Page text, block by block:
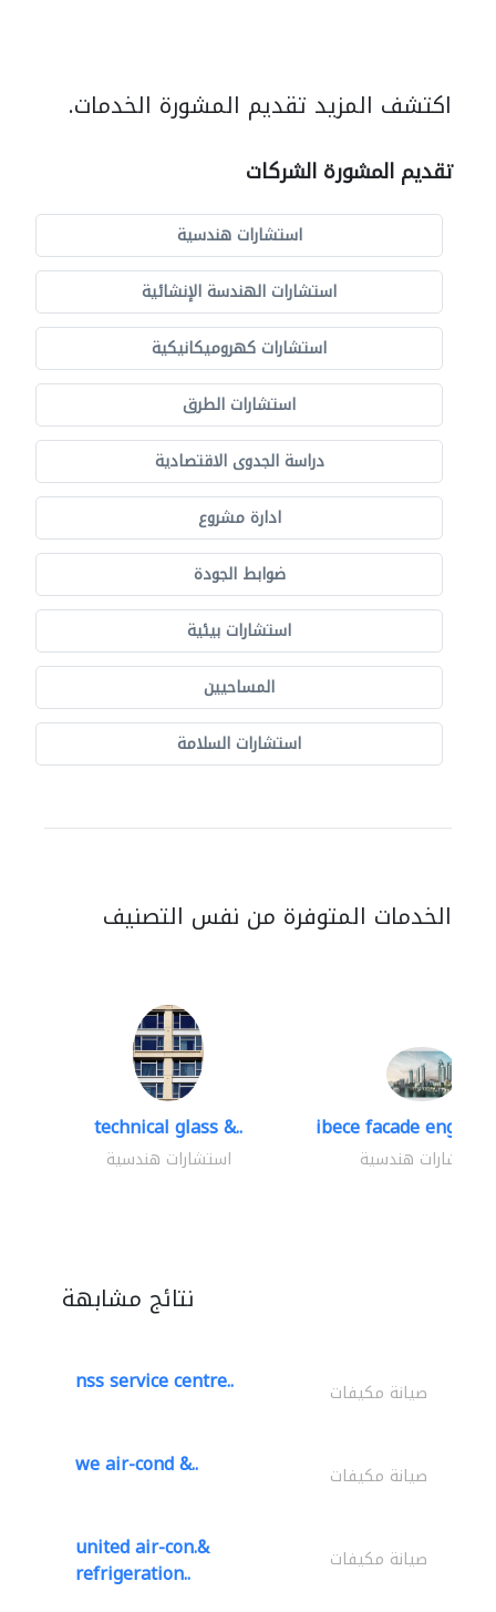
اكتشف المزيد تقديم المشورة الخدمات.
تقديم المشورة الشركات
استشارات هندسية
استشارات الهندسة الإنشائية
استشارات كهروميكانيكية
استشارات الطرق
دراسة الجدوى الاقتصادية
ادارة مشروع
ضوابط الجودة
استشارات بيئية
المساحيين
استشارات السلامة
الخدمات المتوفرة من نفس التصنيف
technical glass &..
استشارات هندسية
ibece facade
استشارات هندسية
نتائج مشابهة
nss service centre.. صيانة مكيفات
we air-cond &.. صيانة مكيفات
united air-con.&
refrigeration.. صيانة مكيفات